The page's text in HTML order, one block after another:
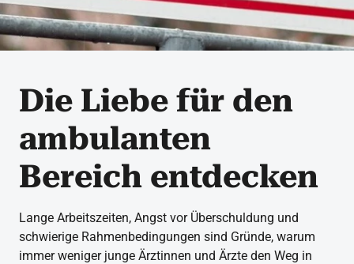
Die Liebe für den
ambulanten
Bereich entdecken
Lange Arbeitszeiten, Angst vor Überschuldung und
schwierige Rahmenbedingungen sind Gründe, warum
immer weniger junge Ärztinnen und Ärzte den Weg in